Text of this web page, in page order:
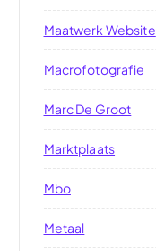
Maatwerk Website
Macrofotografie
Marc De Groot
Marktplaats
Mbo
Metaal